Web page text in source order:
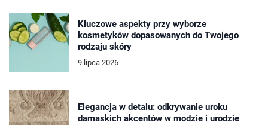
Kluczowe aspekty przy wyborze
kosmetyków dopasowanych do Twojego
rodzaju skóry
9 lipca 2026
Elegancja w detalu: odkrywanie uroku
damaskich akcentów w modzie i urodzie